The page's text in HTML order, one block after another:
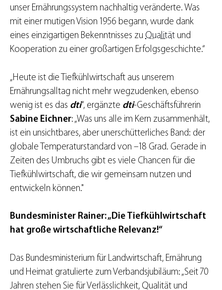
unser Ernährungssystem nachhaltig veränderte. Was
mit einer mutigen Vision 1956 begann, wurde dank
eines einzigartigen Bekenntnisses zu Qualität und
Kooperation zu einer großartigen Erfolgsgeschichte.“
„Heute ist die Tiefkühlwirtschaft aus unserem
Ernährungsalltag nicht mehr wegzudenken, ebenso
wenig ist es das dti“, ergänzte dti-Geschäftsführerin
Sabine Eichner: „Was uns alle im Kern zusammenhält,
ist ein unsichtbares, aber unerschütterliches Band: der
globale Temperaturstandard von –18 Grad. Gerade in
Zeiten des Umbruchs gibt es viele Chancen für die
Tiefkühlwirtschaft, die wir gemeinsam nutzen und
entwickeln können."
Bundesminister Rainer: „Die Tiefkühlwirtschaft
hat große wirtschaftliche Relevanz!“
Das Bundesministerium für Landwirtschaft, Ernährung
und Heimat gratulierte zum Verbandsjubiläum: „Seit 70
Jahren stehen Sie für Verlässlichkeit, Qualität und